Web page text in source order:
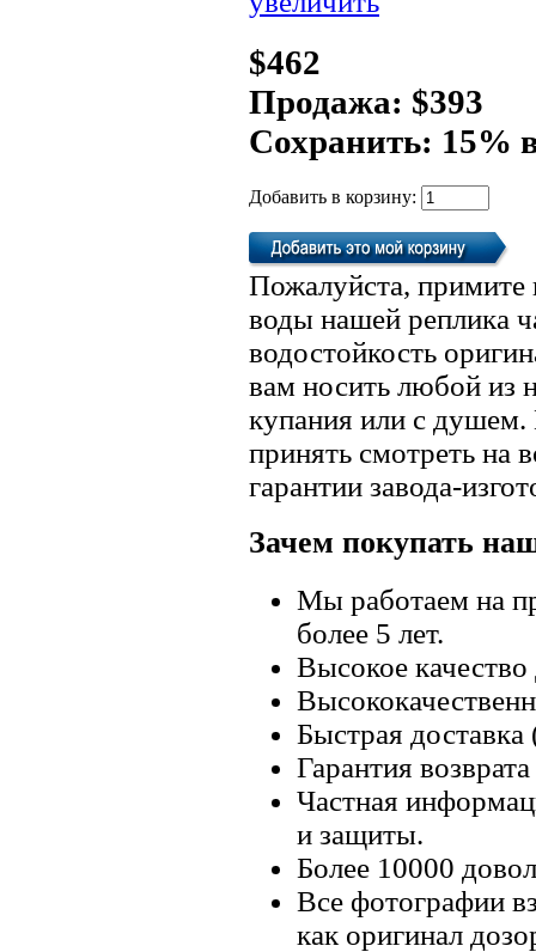
$462
Продажа: $393
Сохранить: 15%
Добавить в корзину:
Пожалуйста, примите
воды нашей реплика
водостойкость
вам носить любой из
купания или с
принять смотреть на
гарантии завода-
Зачем покупать
Мы работаем на
более 5 лет.
Высокое
Быстрая
Гарантия возврата
Частная
и защиты.
Более 10000
Все фотографии
как оригинал